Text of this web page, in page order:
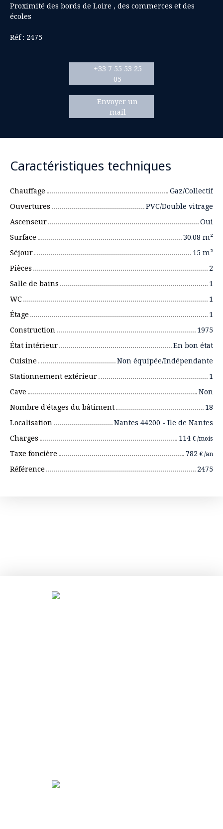
Proximité des bords de Loire , des commerces et des
écoles
Réf : 2475
+33 7 55 53 25
05
Envoyer un
mail
Caractéristiques techniques
Chauffage
Gaz/Collectif
Ouvertures
PVC/Double vitrage
Ascenseur
Oui
Surface
30.08 m²
Séjour
15 m²
Pièces
2
Salle de bains
1
WC
1
Étage
1
Construction
1975
État intérieur
En bon état
Cuisine
Non équipée/Indépendante
Stationnement extérieur
1
Cave
Non
Nombre d'étages du bâtiment
18
Localisation
Nantes 44200 - Ile de Nantes
Charges
114 € /mois
Taxe foncière 782 € /an
Référence 2475